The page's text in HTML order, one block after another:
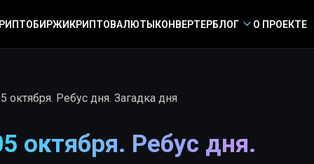
КРИПТОВАЛЮТЫ КОНВЕРТЕРБЛОГ О ПРОЕКТЕ
октября. Ребус дня. Загадка дня
октября. Ребус дня.